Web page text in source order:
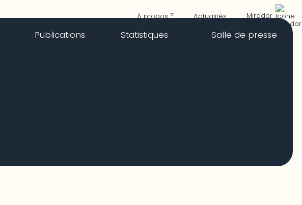
À propos Actualités Mirador
Publications Statistiques Salle de presse